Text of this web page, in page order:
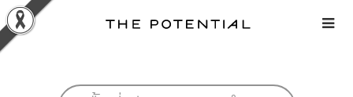
Skip
to
content